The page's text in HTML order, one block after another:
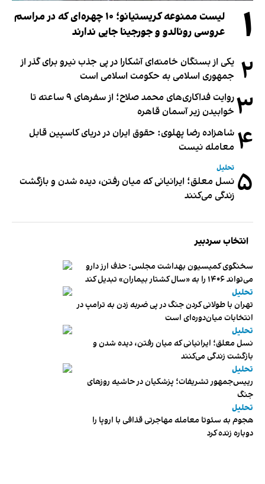
۱
لیست ممنوعه کریستیانو؛ ۱۰ چهره‌ای که در مراسم
عروسی رونالدو و جورجینا جایی ندارند
۲ یکی از بستگان خامنه‌ای آشکارا در پی جذب نیرو برای گذر از
جمهوری اسلامی به حکومت اسلامی است
۳
روایت فداکاری‌های محمد صلاح؛ از سفرهای ۹ ساعته تا
خوابیدن زیر آسمان قاهره
۴ شاهزاده رضا پهلوی: حقوق ایران در دریای کاسپین قابل
معامله نیست
۵ تحلیل
نسل معلق؛ ایرانیانی که میان رفتن، دیده شدن و بازگشت
زندگی می‌کنند
انتخاب سردبیر
سخنگوی کمیسیون بهداشت مجلس: حذف ارز دارو
می‌تواند ۱۴۰۶ را به «سال کشتار بیماران» تبدیل کند
تحلیل
تهران با طولانی کردن جنگ در پی ضربه زدن به ترامپ در
انتخابات میان‌دوره‌ای است
تحلیل
نسل معلق؛ ایرانیانی که میان رفتن، دیده شدن و
بازگشت زندگی می‌کنند
تحلیل
رییس‌جمهور تشریفات؛ پزشکیان در حاشیه روزهای
جنگ
تحلیل
هجوم به سئوتا معامله مهاجرتی قذافی با اروپا را
دوباره زنده کرد